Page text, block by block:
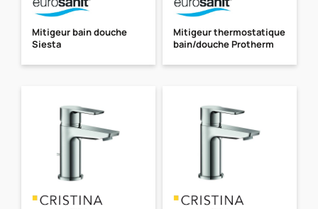
Mitigeur bain douche
Siesta
Mitigeur thermostatique
bain/douche Protherm